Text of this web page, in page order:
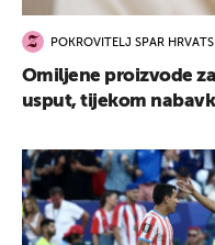
POKROVITELJ SPAR
Omiljene proizvode
usput, tijekom